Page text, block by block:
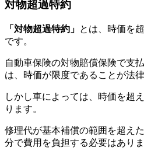
対物超過特約
「対物超過特約」 とは、時価を
です。
自動車保険の対物賠償保険で支
は、時価が限度であることが法
しかし車によっては、時価を超
ります。
修理代が基本補償の範囲を超え
分で費用を負担する必要はありま